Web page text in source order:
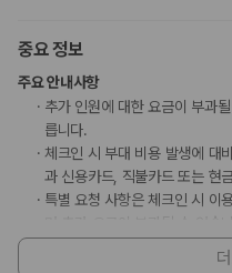
중요 정보
주요 안내사항
추가 인원에 대한 요금이 부과
릅니다.
체크인 시 부대 비용 발생에 대
과 신용카드, 직불카드 또는 현
특별 요청 사항은 체크인 시 이
이 숙박 시설에서 사용 가능한